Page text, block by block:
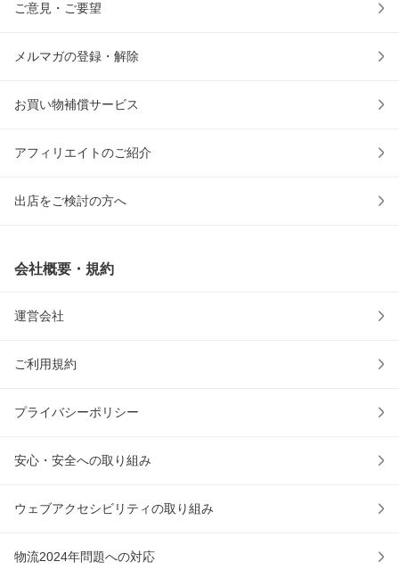
ご意見・ご要望
メルマガの登録・解除
お買い物補償サービス
アフィリエイトのご紹介
出店をご検討の方へ
会社概要・規約
運営会社
ご利用規約
プライバシーポリシー
安心・安全への取り組み
ウェブアクセシビリティの取り組み
物流2024年問題への対応